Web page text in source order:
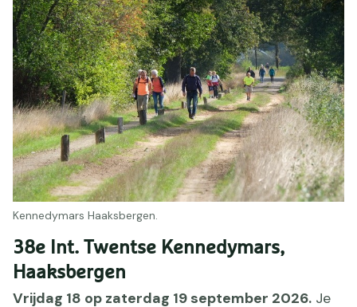
Kennedymars Haaksbergen.
38e Int. Twentse Kennedymars,
Haaksbergen
Vrijdag 18 op zaterdag 19 september 2026. Je